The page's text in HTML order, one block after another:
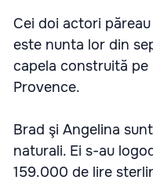
Cei doi actori
este nunta lor din
capela construită pe
Provence.
Brad şi Angelina
naturali. Ei s-au
159.000 de lire